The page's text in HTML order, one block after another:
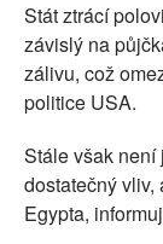
Stát ztrácí
závislý na
zálivu, což
politice USA.
Stále však není
dostatečný
Egypta,